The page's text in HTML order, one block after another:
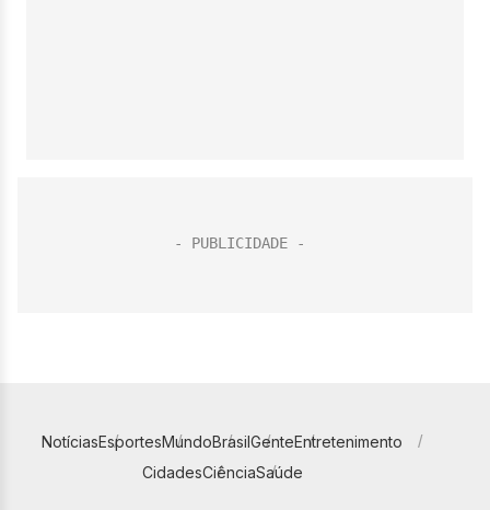
NotíciasEsportesMundoBrasilGenteEntretenimento
CidadesCiênciaSaúde